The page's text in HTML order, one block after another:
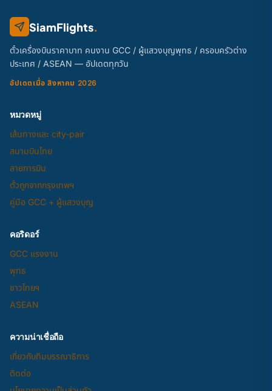
SiamFlights.
ตั๋วเครื่องบินราคาบาท คนงาน GCC / ผู้แสวงบุญพุทธ / ครอบครัวต่าง
ประเทศ / ASEAN — อัปเดตทุกวัน
อัปเดตเมื่อ สิงหาคม 2026
หมวดหมู่
เส้นทางและ city-pair
สนามบินไทย
สายการบิน
ตั๋วถูกจากกรุงเทพฯ
คู่มือ GCC + ผู้แสวงบุญ
คอริดอร์
GCC แรงงาน
พุทธ
ชาวไทยฯ
ASEAN
ความน่าเชื่อถือ
เกี่ยวกับทีมบรรณาธิการ
ติดต่อ